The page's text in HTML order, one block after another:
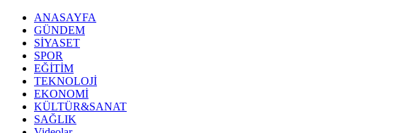
ANASAYFA
GÜNDEM
SİYASET
SPOR
EĞİTİM
TEKNOLOJİ
EKONOMİ
KÜLTÜR&SANAT
SAĞLIK